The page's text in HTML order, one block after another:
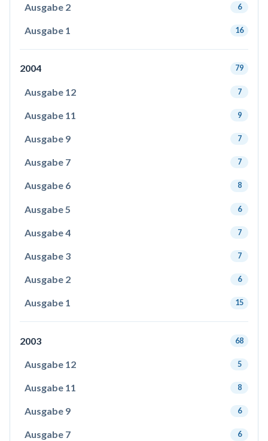
Ausgabe 2 6
Ausgabe 1 16
2004 79
Ausgabe 12 7
Ausgabe 11 9
Ausgabe 9 7
Ausgabe 7 7
Ausgabe 6 8
Ausgabe 5 6
Ausgabe 4 7
Ausgabe 3 7
Ausgabe 2 6
Ausgabe 1 15
2003 68
Ausgabe 12 5
Ausgabe 11 8
Ausgabe 9 6
Ausgabe 7 6